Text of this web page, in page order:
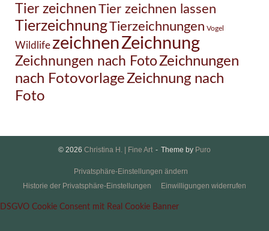
Tier zeichnenTier zeichnen lassen
TierzeichnungTierzeichnungen Vogel
Wildlife zeichnenZeichnung
Zeichnungen nach FotoZeichnungen
nach FotovorlageZeichnung nach
Foto
© 2026 Christina H. | Fine Art Theme by Puro
Privatsphäre-Einstellungen ändern
Historie der Privatsphäre-Einstellungen
Einwilligungen widerrufen
DSGVO Cookie Consent mit Real Cookie Banner